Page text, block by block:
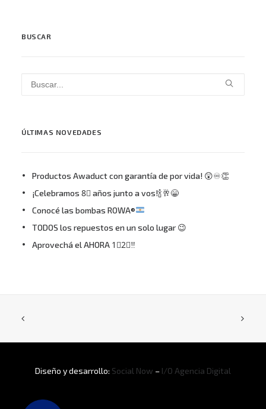
BUSCAR
ÚLTIMAS NOVEDADES
Productos Awaduct con garantía de por vida! 😲♾👏
¡Celebramos 8⃣ años junto a vos!🍾🥂😁
Conocé las bombas ROWA®
TODOS los repuestos en un solo lugar 😉
Aprovechá el AHORA 1⃣2⃣‼
Diseño y desarrollo: Social Now – I/O Agencia Digital